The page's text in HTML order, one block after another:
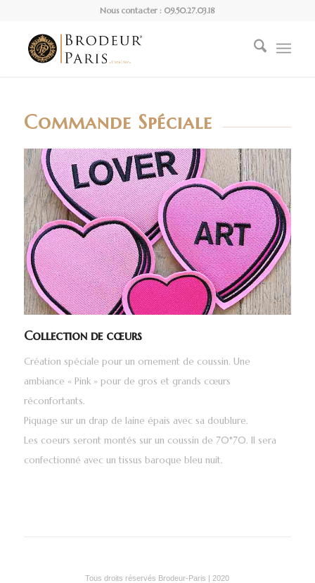
Nous contacter : 09.50.27.03.18
Commande Spéciale
Collection de cœurs
Création spéciale pour un ornement de coussin. Une
ambiance « Pink » pour de gros et grands cœurs
réconfortants.
Piquage sur un drap de laine épais avec sa doublure.
Les coeurs seront montés sur un coussin de 70*70. Il sera
confectionné avec un tissus baroque bleu nuit.
Tous droits réservés Brodeur-Paris | 2020